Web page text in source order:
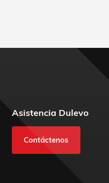
Asistencia Dulevo
Contáctenos